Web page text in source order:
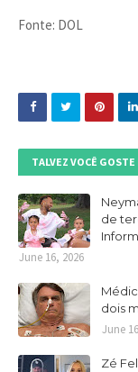
Fonte: DOL
TALVEZ VOCÊ
de
June 16, 2026
dois
June
Zé